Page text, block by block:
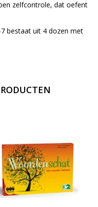
zelfcontrole, dat oefent
bestaat uit 4 dozen met